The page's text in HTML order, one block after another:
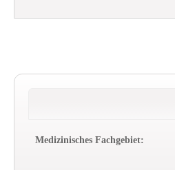
Medizinisches Fachgebiet: